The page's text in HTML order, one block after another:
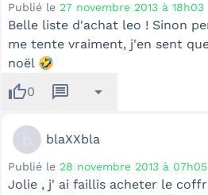
Publié le 27 novembre 2013 à 18h03
Belle liste d'achat leo ! Sinon
me tente vraiment, j'en sent
noël 🤣
thumb_up0 message arrow_drop_down
blaXXbla
Publié le 28 novembre 2013 à 07h05
Jolie , j' ai faillis acheter le